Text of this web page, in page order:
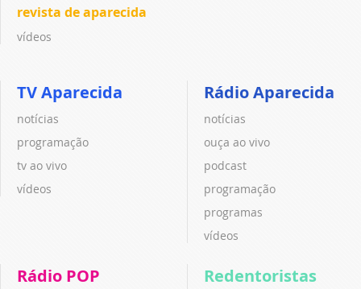
revista de aparecida
vídeos
TV Aparecida
notícias
programação
tv ao vivo
vídeos
Rádio Aparecida
notícias
ouça ao vivo
podcast
programação
programas
vídeos
Rádio POP Redentoristas